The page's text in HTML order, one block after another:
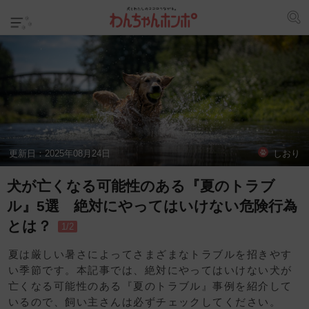
更新日： 2025年08月24日 しおり
犬が亡くなる可能性のある『夏のトラブ
ル』5選 絶対にやってはいけない危険行為
とは？
1/2
夏は厳しい暑さによってさまざまなトラブルを招きやす
い季節です。本記事では、絶対にやってはいけない犬が
亡くなる可能性のある『夏のトラブル』事例を紹介して
いるので、飼い主さんは必ずチェックしてください。